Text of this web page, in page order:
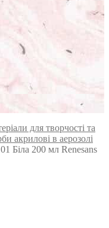
для творчості та
акрилові в аерозолі
Біла 200 мл Renesans